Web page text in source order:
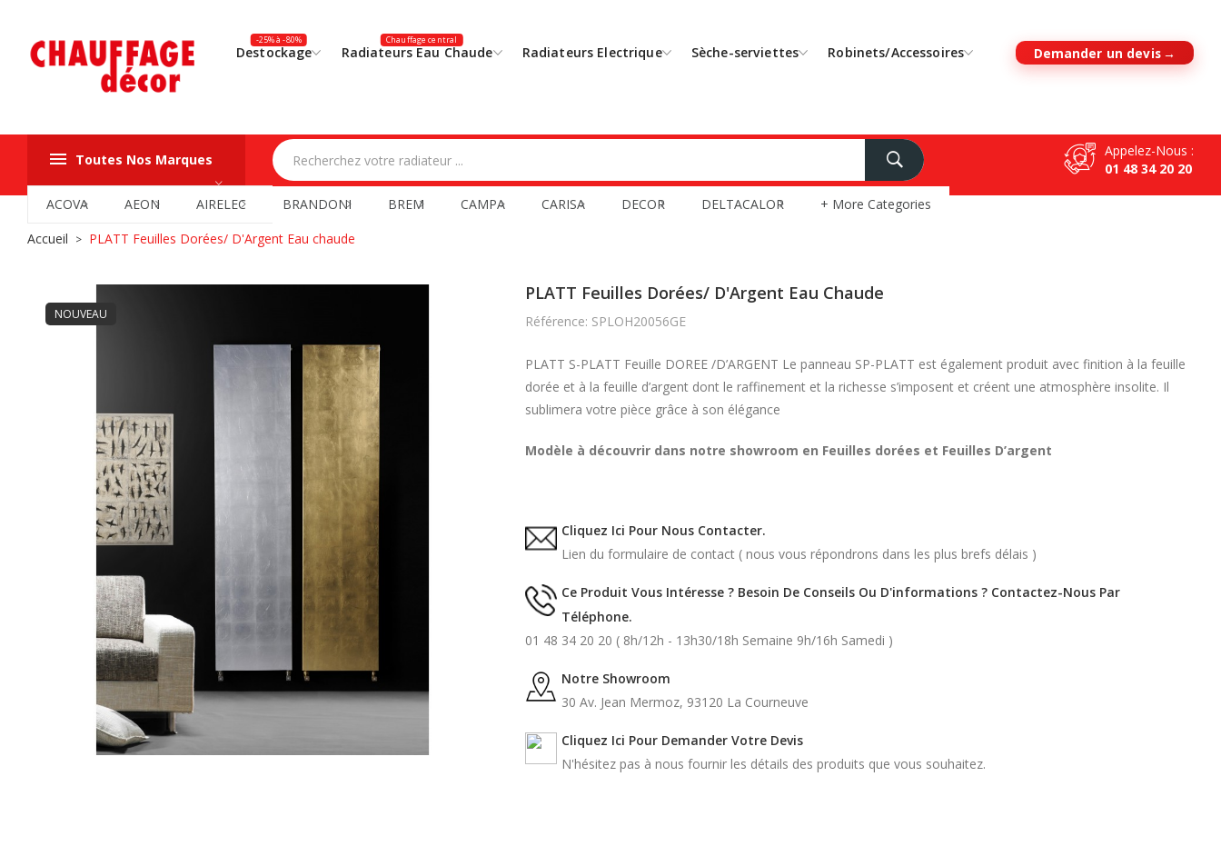
Destockage
-25% à -80%
Radiateurs Eau Chaude
Chauffage central
Radiateurs Electrique Sèche-serviettes Robinets/Accessoires Demander un devis
Toutes Nos Marques
ACOVA AEON AIRELEC BRANDONI BREM CAMPA CARISA DECOR DELTACALOR + More Categories
Appelez-Nous :
01 48 34 20 20
Accueil PLATT Feuilles Dorées/ D'Argent Eau chaude
NOUVEAU
PLATT Feuilles Dorées/ D'Argent Eau Chaude
Référence: SPLOH20056GE
PLATT S-PLATT Feuille DOREE /D’ARGENT Le panneau SP-PLATT est également produit avec finition à la feuille
dorée et à la feuille d’argent dont le raffinement et la richesse s’imposent et créent une atmosphère insolite. Il
sublimera votre pièce grâce à son élégance
Modèle à découvrir dans notre showroom en Feuilles dorées et Feuilles D’argent
Cliquez Ici Pour Nous Contacter.
Lien du formulaire de contact ( nous vous répondrons dans les plus brefs délais )
Ce Produit Vous Intéresse ? Besoin De Conseils Ou D'informations ? Contactez-Nous Par
Téléphone.
01 48 34 20 20 ( 8h/12h - 13h30/18h Semaine 9h/16h Samedi )
Notre Showroom
30 Av. Jean Mermoz, 93120 La Courneuve
Cliquez Ici Pour Demander Votre Devis
N'hésitez pas à nous fournir les détails des produits que vous souhaitez.